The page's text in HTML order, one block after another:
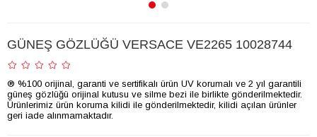
GÜNEŞ GÖZLÜĞÜ VERSACE VE2265 10028744
® %100 orijinal, garanti ve sertifikalı ürün UV korumalı ve 2 yıl garantili
güneş gözlüğü orijinal kutusu ve silme bezi ile birlikte gönderilmektedir.
Ürünlerimiz ürün koruma kilidi ile gönderilmektedir, kilidi açılan ürünler
geri iade alınmamaktadır.